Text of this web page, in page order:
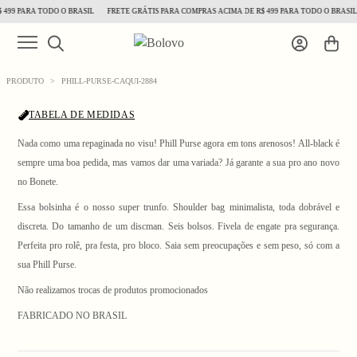
PARA TODO O BRASIL FRETE GRÁTIS PARA COMPRAS ACIMA DE R$ 499 PARA TODO O BRASIL
PRODUTO > PHILL-PURSE-CAQUI-2884
1/ 3
TABELA DE MEDIDAS
Nada como uma repaginada no visu! Phill Purse agora em tons arenosos! All-black é
sempre uma boa pedida, mas vamos dar uma variada? Já garante a sua pro ano novo
no Bonete.
Essa bolsinha é o nosso super trunfo. Shoulder bag minimalista, toda dobrável e
discreta. Do tamanho de um discman. Seis bolsos. Fivela de engate pra segurança.
Perfeita pro rolê, pra festa, pro bloco. Saia sem preocupações e sem peso, só com a
sua Phill Purse.
Não realizamos trocas de produtos promocionados
FABRICADO NO BRASIL